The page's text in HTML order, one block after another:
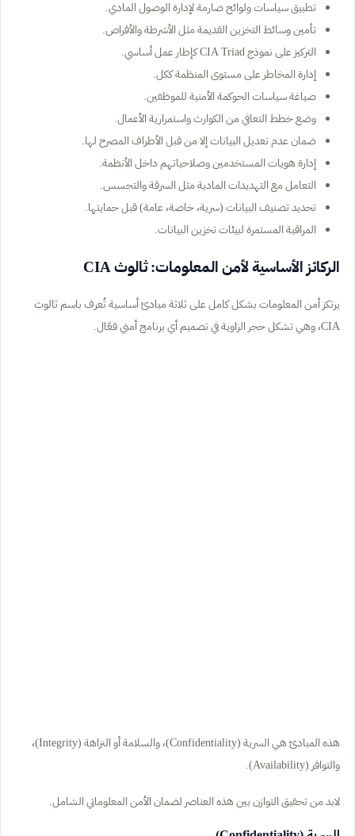
تطبيق سياسات ولوائح صارمة لإدارة الوصول المادي.
تأمين وسائط التخزين القديمة مثل الأشرطة والأقراص.
التركيز على نموذج CIA Triad كإطار عمل أساسي.
إدارة المخاطر على مستوى المنظمة ككل.
صياغة سياسات الحوكمة الأمنية للموظفين.
وضع خطط التعافي من الكوارث واستمرارية الأعمال.
ضمان عدم تعديل البيانات إلا من قبل الأطراف المصرح لها.
إدارة هويات المستخدمين وصلاحياتهم داخل الأنظمة.
التعامل مع التهديدات المادية مثل السرقة والتجسس.
تحديد تصنيف البيانات (سرية، خاصة، عامة) قبل حمايتها.
المراقبة المستمرة لبيئات تخزين البيانات.
الركائز الأساسية لأمن المعلومات: ثالوث CIA
يرتكز أمن المعلومات بشكل كامل على ثلاثة مبادئ أساسية تُعرف باسم ثالوث
CIA، وهي تشكل حجر الزاوية في تصميم أي برنامج أمني فعّال.
هذه المبادئ هي السرية (Confidentiality)، والسلامة أو النزاهة (Integrity)،
والتوافر (Availability).
لابد من تحقيق التوازن بين هذه العناصر لضمان الأمن المعلوماتي الشامل.